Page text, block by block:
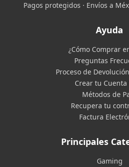
Pagos protegidos · Envíos a
Ayuda
¿Cómo Comprar
Preguntas
Proceso de
Crear tu Cuenta
Métodos de
Recupera tu
Factura
Principales
Gaming